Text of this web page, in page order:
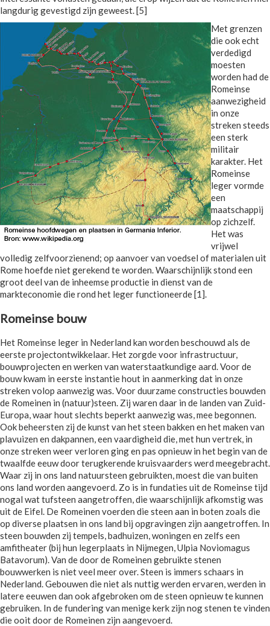
langdurig gevestigd zijn geweest. [5]
Met grenzen
die ook echt
verdedigd
moesten
worden had de
Romeinse
aanwezigheid
in onze
streken steeds
een sterk
militair
karakter. Het
Romeinse
leger vormde
een
maatschappij
op zichzelf.
Het was
vrijwel
volledig zelfvoorzienend; op aanvoer van voedsel of materialen uit
Rome hoefde niet gerekend te worden. Waarschijnlijk stond een
groot deel van de inheemse productie in dienst van de
markteconomie die rond het leger functioneerde [1].
Romeinse bouw
Het Romeinse leger in Nederland kan worden beschouwd als de
eerste projectontwikkelaar. Het zorgde voor infrastructuur,
bouwprojecten en werken van waterstaatkundige aard. Voor de
bouw kwam in eerste instantie hout in aanmerking dat in onze
streken volop aanwezig was. Voor duurzame constructies bouwden
de Romeinen in (natuur)steen. Zij waren daar in de landen van Zuid-
Europa, waar hout slechts beperkt aanwezig was, mee begonnen.
Ook beheersten zij de kunst van het steen bakken en het maken van
plavuizen en dakpannen, een vaardigheid die, met hun vertrek, in
onze streken weer verloren ging en pas opnieuw in het begin van de
twaalfde eeuw door terugkerende kruisvaarders werd meegebracht.
Waar zij in ons land natuursteen gebruikten, moest die van buiten
ons land worden aangevoerd. Zo is in fundaties uit de Romeinse tijd
nogal wat tufsteen aangetroffen, die waarschijnlijk afkomstig was
uit de Eifel. De Romeinen voerden die steen aan in boten zoals die
op diverse plaatsen in ons land bij opgravingen zijn aangetroffen. In
steen bouwden zij tempels, badhuizen, woningen en zelfs een
amfitheater (bij hun legerplaats in Nijmegen, Ulpia Noviomagus
Batavorum). Van de door de Romeinen gebruikte stenen
bouwwerken is niet veel meer over. Steen is immers schaars in
Nederland. Gebouwen die niet als nuttig werden ervaren, werden in
latere eeuwen dan ook afgebroken om de steen opnieuw te kunnen
gebruiken. In de fundering van menige kerk zijn nog stenen te vinden
die ooit door de Romeinen zijn aangevoerd.